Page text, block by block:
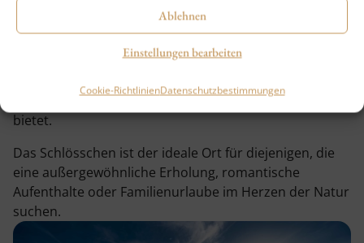
Ablehnen
Einstellungen bearbeiten
Cookie-RichtlinienDatenschutzbestimmungen
Die Gäste können ein einzigartiges Aufenthaltserlebnis
komfortable Unterkünfte, sondern auch
Entspannungsanwendungen undGourmeterlebnisse
bietet.
Das Schlösschen ist der ideale Ort für diejenigen, die
eine außergewöhnliche Erholung, romantische
Aufenthalte oder Familienurlaube im Herzen der Natur
suchen.